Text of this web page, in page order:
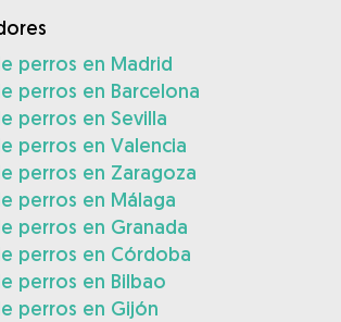
perros en Madrid
perros en Barcelona
perros en Sevilla
perros en Valencia
perros en Zaragoza
perros en Málaga
perros en Granada
perros en Córdoba
perros en Bilbao
perros en Gijón